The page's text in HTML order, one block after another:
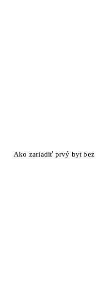
Ako zariadiť prvý byt bez